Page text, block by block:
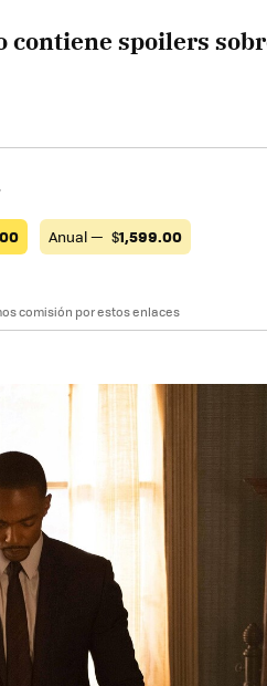
spoilers
Anual — $1,599.00
comisión por estos enlaces